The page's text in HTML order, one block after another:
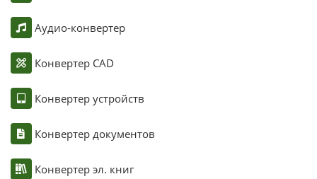
Аудио-конвертер
Конвертер CAD
Конвертер устройств
Конвертер документов
Конвертер эл. книг